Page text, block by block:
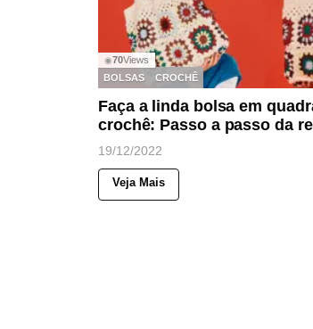
◉70Views
BOLSAS
CROCHÊ
Faça a linda bolsa em
crochê: Passo a passo da
19/12/2022
Veja Mais